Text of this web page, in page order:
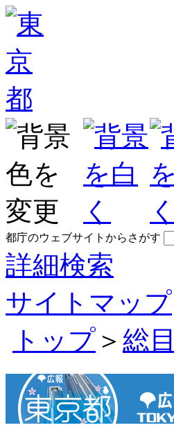
都庁のウェブサイトからさがす
詳細検索
サイトマップ
トップ ＞ 総